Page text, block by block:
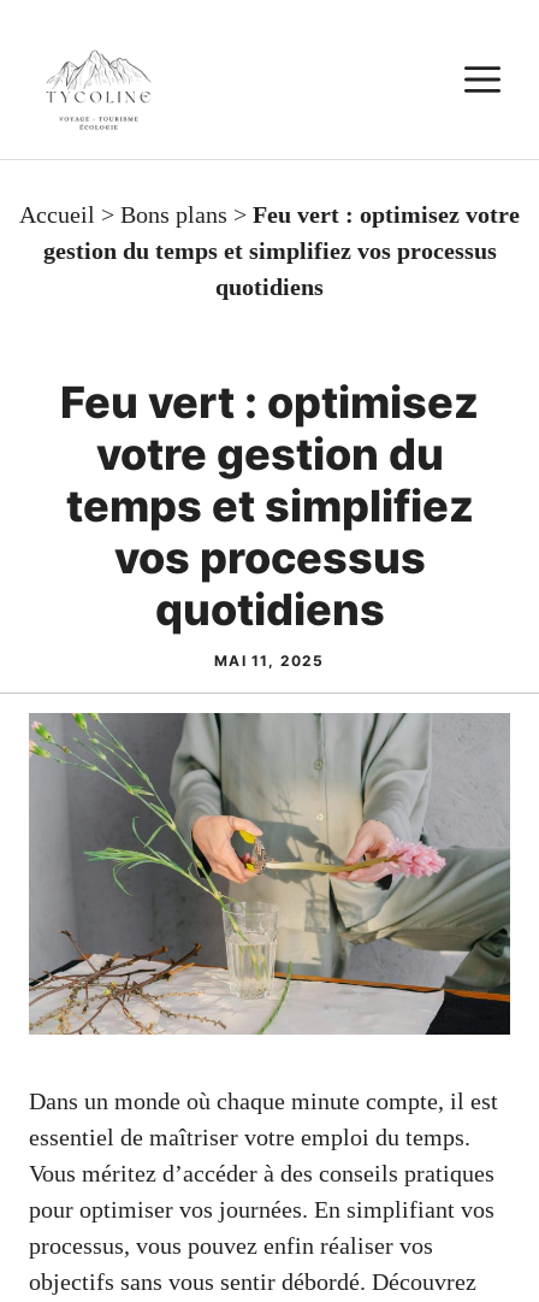
contenu
Accueil > Bons plans > Feu vert : optimisez votre
gestion du temps et simplifiez vos processus
quotidiens
Feu vert : optimisez
votre gestion du
temps et simplifiez
vos processus
quotidiens
MAI 11, 2025
Dans un monde où chaque minute compte, il est
essentiel de maîtriser votre emploi du temps.
Vous méritez d’accéder à des conseils pratiques
pour optimiser vos journées. En simplifiant vos
processus, vous pouvez enfin réaliser vos
objectifs sans vous sentir débordé. Découvrez